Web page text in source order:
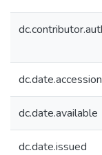
dc.date.available
dc.date.issued